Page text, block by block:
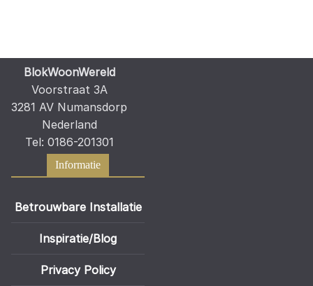
BlokWoonWereld
Voorstraat 3A
3281 AV Numansdorp
Nederland
Tel: 0186-201301
Informatie
Betrouwbare Installatie
Inspiratie/Blog
Privacy Policy